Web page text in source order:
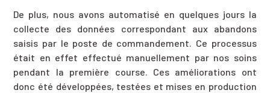
De plus, nous avons automatisé en quelques jours la
collecte des données correspondant aux abandons
saisis par le poste de commandement. Ce processus
était en effet effectué manuellement par nos soins
pendant la première course. Ces améliorations ont
donc été développées, testées et mises en production
Blog 11h11
Contactez-
Demande
service